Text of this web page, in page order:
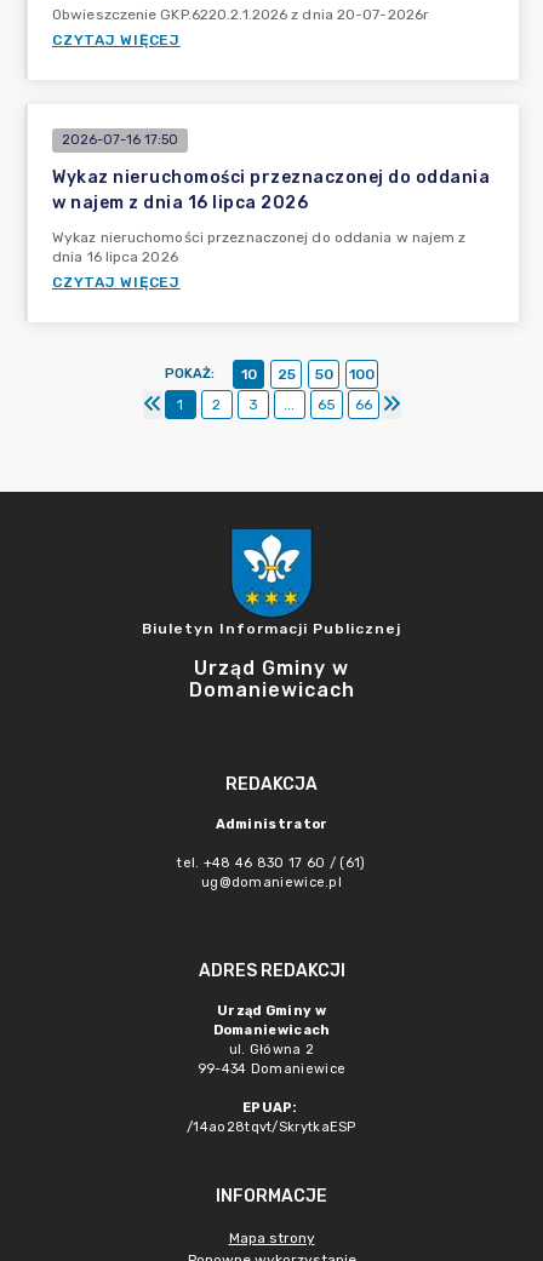
Obwieszczenie GKP.6220.2.1.2026 z dnia 20-07-2026r
CZYTAJ WIĘCEJ
2026-07-16 17:50
Wykaz nieruchomości przeznaczonej do oddania
w najem z dnia 16 lipca 2026
Wykaz nieruchomości przeznaczonej do oddania w najem z
dnia 16 lipca 2026
CZYTAJ WIĘCEJ
POKAŻ: 10 25 50
100
1
2 3 ... 65 66
Biuletyn Informacji Publicznej
Urząd Gminy w
Domaniewicach
REDAKCJA
Administrator
tel. +48 46 830 17 60 / (61)
ug@domaniewice.pl
ADRES REDAKCJI
Urząd Gminy w
Domaniewicach
ul. Główna 2
99-434 Domaniewice
EPUAP:
/14ao28tqvt/SkrytkaESP
INFORMACJE
Mapa strony